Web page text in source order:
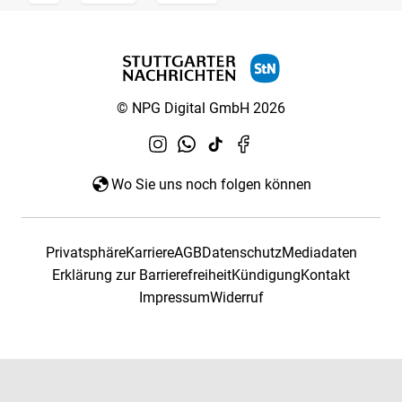
© NPG Digital GmbH 2026
Wo Sie uns noch folgen können
PrivatsphäreKarriereAGBDatenschutzMediadaten
Erklärung zur BarrierefreiheitKündigungKontakt
ImpressumWiderruf